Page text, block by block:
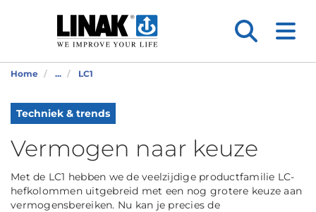
Home ... LC1
Techniek & trends
Vermogen naar keuze
Met de LC1 hebben we de veelzijdige productfamilie LC-
hefkolommen uitgebreid met een nog grotere keuze aan
vermogensbereiken. Nu kan je precies de